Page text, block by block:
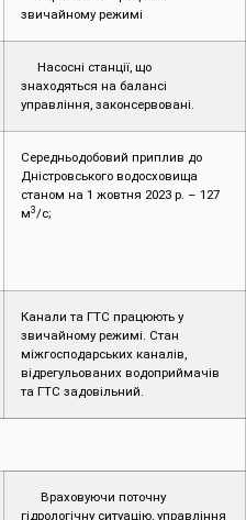
звичайному режимі
Насосні станції, що
знаходяться на балансі
управління, законсервовані.
Середньодобовий приплив до
Дністровського водосховища
станом на 1 жовтня 2023 р. – 127
м3/с;
Канали та ГТС працюють у
звичайному режимі. Стан
міжгосподарських каналів,
відрегульованих водоприймачів
та ГТС задовільний.
Враховуючи поточну
гідрологічну ситуацію, управління